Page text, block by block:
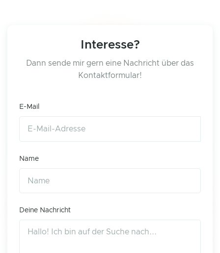
Interesse?
Dann sende mir gern eine Nachricht über das
Kontaktformular!
E-Mail
Name
Deine Nachricht